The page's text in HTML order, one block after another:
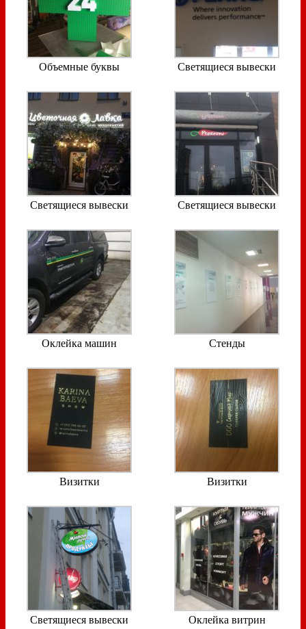
Объемные буквы Светящиеся вывески
Светящиеся вывески Светящиеся вывески
Оклейка машин Стенды
Визитки Визитки
Светящиеся вывески Оклейка витрин